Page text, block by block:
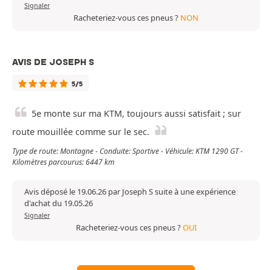
Signaler
Racheteriez-vous ces pneus ? NON
AVIS DE JOSEPH S
5/5
5e monte sur ma KTM, toujours aussi satisfait ; sur
route mouillée comme sur le sec.
Type de route: Montagne - Conduite: Sportive - Véhicule: KTM 1290 GT -
Kilomètres parcourus: 6447 km
Avis déposé le 19.06.26 par Joseph S suite à une expérience
d'achat du 19.05.26
Signaler
Racheteriez-vous ces pneus ?OUI